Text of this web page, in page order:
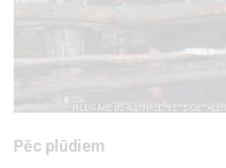
Pēc plūdiem